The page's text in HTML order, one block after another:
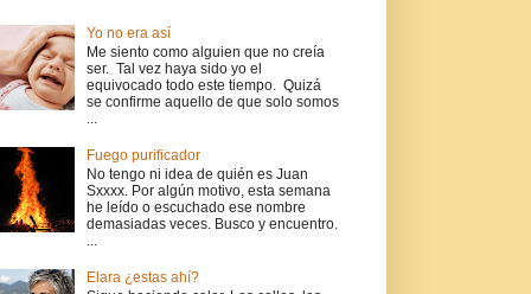
Yo no era así
Me siento como alguien que no creía
ser. Tal vez haya sido yo el
equivocado todo este tiempo. Quizá
se confirme aquello de que solo somos
...
Fuego purificador
No tengo ni idea de quién es Juan
Sxxxx. Por algún motivo, esta semana
he leído o escuchado ese nombre
demasiadas veces. Busco y encuentro.
...
Elara ¿estas ahí?